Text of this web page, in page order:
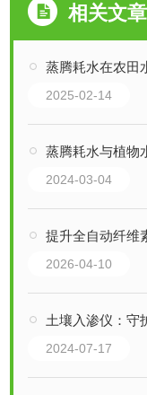
相关文章
蒸腾耗水在农田
2025-02-14
蒸腾耗水与植物
2024-03-04
提升全自动纤维
2026-04-10
土壤入渗仪：守
2024-07-17